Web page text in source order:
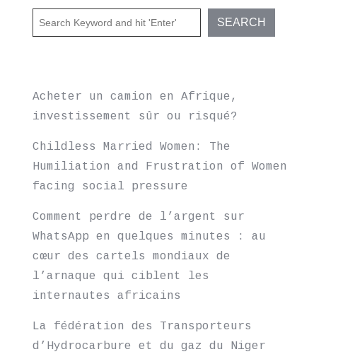
Acheter un camion en Afrique,
investissement sûr ou risqué?
Childless Married Women: The
Humiliation and Frustration of Women
facing social pressure
Comment perdre de l’argent sur
WhatsApp en quelques minutes : au
cœur des cartels mondiaux de
l’arnaque qui ciblent les
internautes africains
La fédération des Transporteurs
d’Hydrocarbure et du gaz du Niger